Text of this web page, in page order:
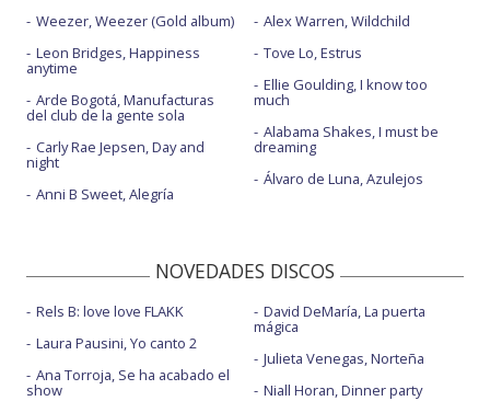
Weezer, Weezer (Gold album)
Leon Bridges, Happiness
anytime
Arde Bogotá, Manufacturas
del club de la gente sola
Carly Rae Jepsen, Day and
night
Anni B Sweet, Alegría
Alex Warren, Wildchild
Tove Lo, Estrus
Ellie Goulding, I know too
much
Alabama Shakes, I must be
dreaming
Álvaro de Luna, Azulejos
NOVEDADES DISCOS
Rels B: love love FLAKK
Laura Pausini, Yo canto 2
Ana Torroja, Se ha acabado el
show
David DeMaría, La puerta
mágica
Julieta Venegas, Norteña
Niall Horan, Dinner party